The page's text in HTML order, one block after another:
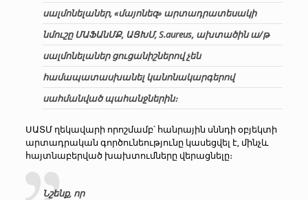
սալմոնելաներ, «մայոնեզ» արտադրատեսակի
նմուշը ՄԱՖԱնՄՔ, ԱՑԽՄ, S.aureus, ախտածին ա/թ
սալմոնելաներ ցուցանիշներով չեն
համապատասխանել կանոնակարգերով
սահմանված պահանջներին։
ՍԱՏՄ ղեկավարի որոշմամբ՝ հանրային սննդի օբյեկտի
արտադրական գործունեությունը կասեցվել է, մինչև
հայտնաբերված խախտումները վերացնելը։
Նշենք, որ